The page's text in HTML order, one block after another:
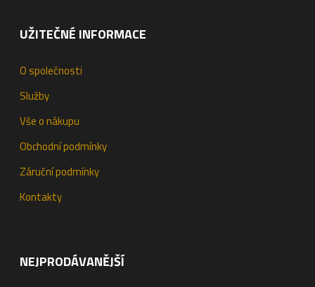
UŽITEČNÉ INFORMACE
O společnosti
Služby
Vše o nákupu
Obchodní podmínky
Záruční podmínky
Kontakty
NEJPRODÁVANĚJŠÍ